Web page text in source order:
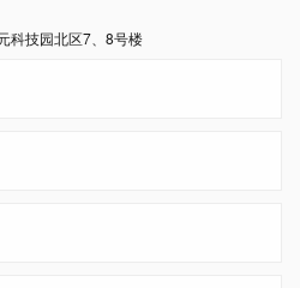
科技园北区7、8号楼